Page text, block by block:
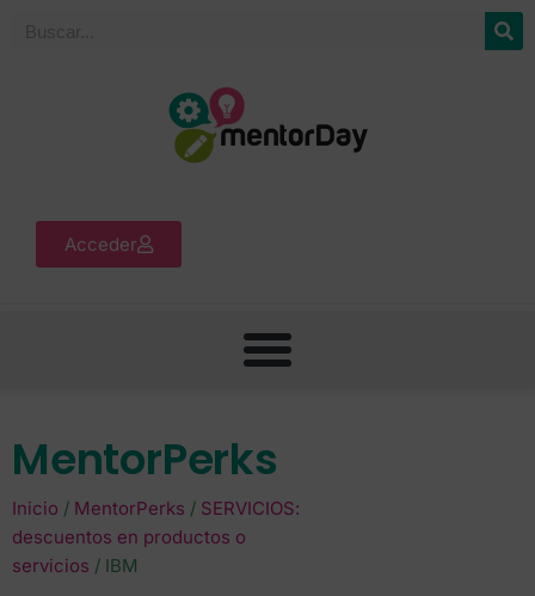
Acceder
MentorPerks
Inicio / MentorPerks / SERVICIOS:
descuentos en productos o
servicios / IBM